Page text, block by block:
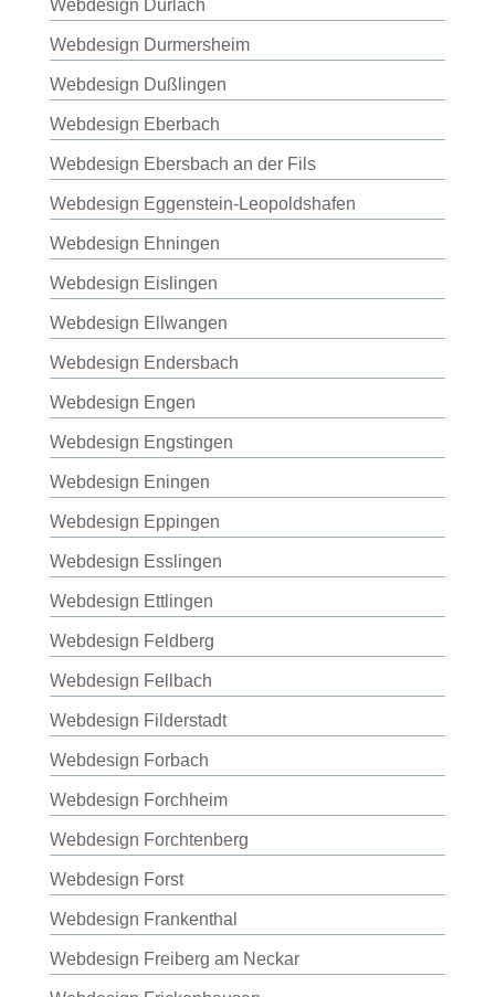
Webdesign Durlach
Webdesign Durmersheim
Webdesign Dußlingen
Webdesign Eberbach
Webdesign Ebersbach an der Fils
Webdesign Eggenstein-Leopoldshafen
Webdesign Ehningen
Webdesign Eislingen
Webdesign Ellwangen
Webdesign Endersbach
Webdesign Engen
Webdesign Engstingen
Webdesign Eningen
Webdesign Eppingen
Webdesign Esslingen
Webdesign Ettlingen
Webdesign Feldberg
Webdesign Fellbach
Webdesign Filderstadt
Webdesign Forbach
Webdesign Forchheim
Webdesign Forchtenberg
Webdesign Forst
Webdesign Frankenthal
Webdesign Freiberg am Neckar